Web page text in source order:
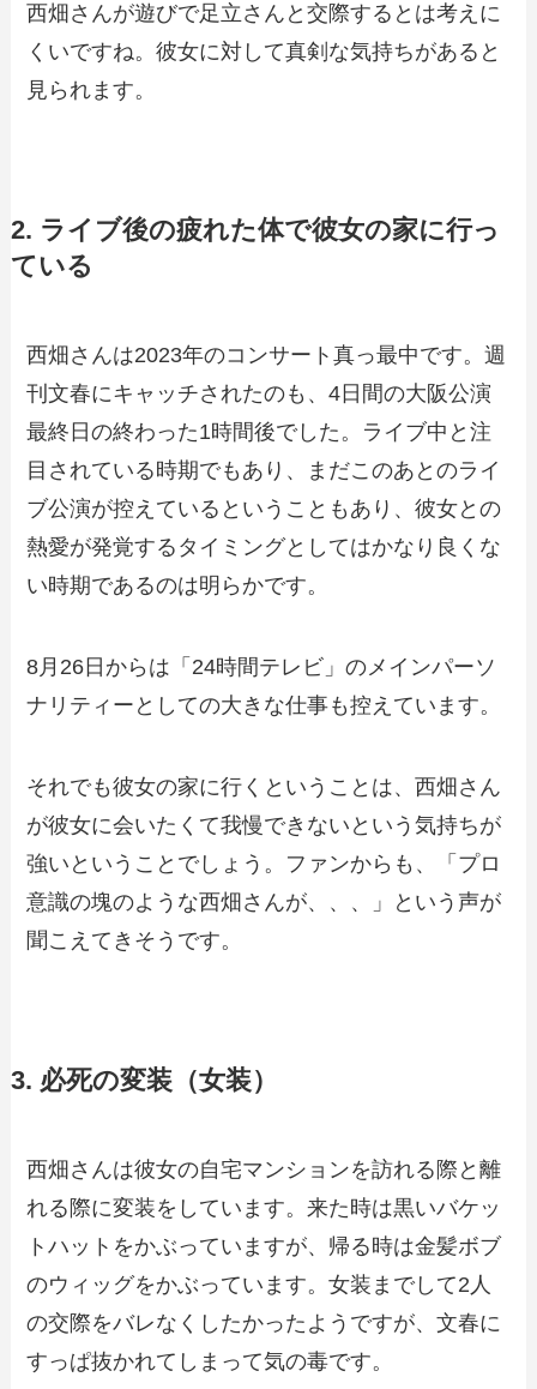
西畑さんが遊びで足立さんと交際するとは考えに
くいですね。彼女に対して真剣な気持ちがあると
見られます。
2. ライブ後の疲れた体で彼女の家に行っ
ている
西畑さんは2023年のコンサート真っ最中です。週
刊文春にキャッチされたのも、4日間の大阪公演
最終日の終わった1時間後でした。ライブ中と注
目されている時期でもあり、まだこのあとのライ
ブ公演が控えているということもあり、彼女との
熱愛が発覚するタイミングとしてはかなり良くな
い時期であるのは明らかです。
8月26日からは「24時間テレビ」のメインパーソ
ナリティーとしての大きな仕事も控えています。
それでも彼女の家に行くということは、西畑さん
が彼女に会いたくて我慢できないという気持ちが
強いということでしょう。ファンからも、「プロ
意識の塊のような西畑さんが、、、」という声が
聞こえてきそうです。
3. 必死の変装（女装）
西畑さんは彼女の自宅マンションを訪れる際と離
れる際に変装をしています。来た時は黒いバケッ
トハットをかぶっていますが、帰る時は金髪ボブ
のウィッグをかぶっています。女装までして2人
の交際をバレなくしたかったようですが、文春に
すっぱ抜かれてしまって気の毒です。